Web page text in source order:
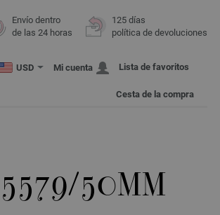
Envío dentro
de las 24 horas
125 días
política de devoluciones
USD Mi cuenta Lista de favoritos
Cesta de la compra
50MM